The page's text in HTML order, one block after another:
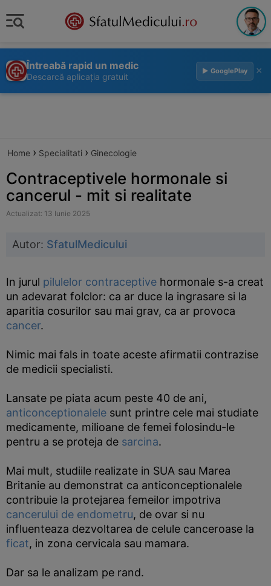
Întreabă rapid un medic
Descarcă aplicația gratuit
▶ GooglePlay ×
Home › Specialitati › Ginecologie
Contraceptivele hormonale si
cancerul - mit si realitate
Actualizat: 13 Iunie 2025
Autor: SfatulMedicului
In jurul pilulelor contraceptive hormonale s-a creat
un adevarat folclor: ca ar duce la ingrasare si la
aparitia cosurilor sau mai grav, ca ar provoca
cancer.
Nimic mai fals in toate aceste afirmatii contrazise
de medicii specialisti.
Lansate pe piata acum peste 40 de ani,
anticonceptionalele sunt printre cele mai studiate
medicamente, milioane de femei folosindu-le
pentru a se proteja de sarcina.
Mai mult, studiile realizate in SUA sau Marea
Britanie au demonstrat ca anticonceptionalele
contribuie la protejarea femeilor impotriva
cancerului de endometru, de ovar si nu
influenteaza dezvoltarea de celule canceroase la
ficat, in zona cervicala sau mamara.
Dar sa le analizam pe rand.